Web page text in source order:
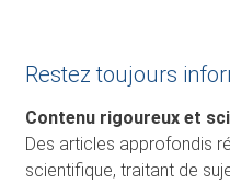
Restez toujours
Contenu rigoureux et
Des articles approfondis
scientifique, traitant de